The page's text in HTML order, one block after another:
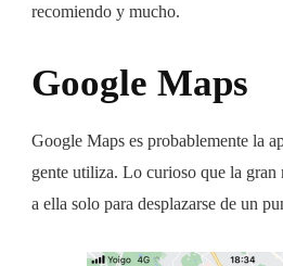
recomiendo y mucho.
Google Maps
Google Maps es probablemente la
gente utiliza. Lo curioso que la gran
a ella solo para desplazarse de un